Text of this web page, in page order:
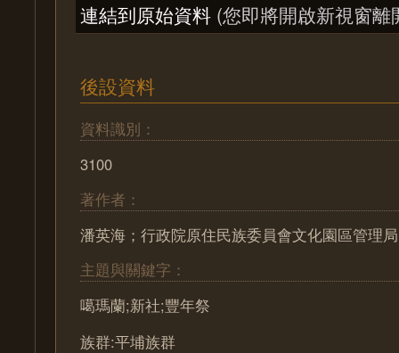
連結到原始資料 (您即將開啟新視窗離
後設資料
資料識別：
3100
著作者：
潘英海；行政院原住民族委員會文化園區管理局
主題與關鍵字：
噶瑪蘭;新社;豐年祭
族群:平埔族群